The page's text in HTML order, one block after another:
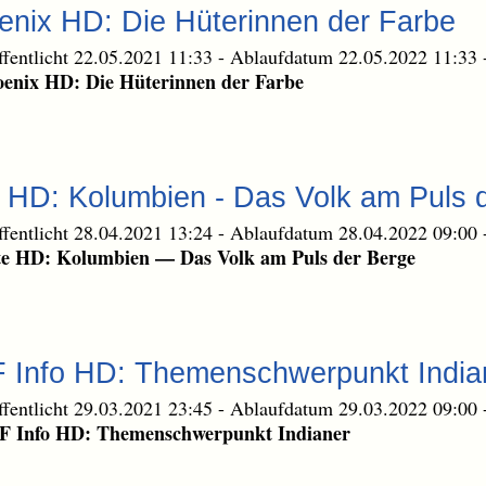
HD: Die Hüterinnen der Farbe
22.05.2021 11:33 - Ablaufdatum 22.05.2022 11:33
HD: Die Hüterinnen der Farbe
Kolumbien - Das Volk am Puls
28.04.2021 13:24 - Ablaufdatum 28.04.2022 09:00
HD: Kolumbien — Das Volk am Puls der Berge
Info HD: Themenschwerpunkt
29.03.2021 23:45 - Ablaufdatum 29.03.2022 09:00
Info HD: Themenschwerpunkt Indianer